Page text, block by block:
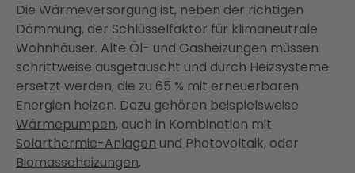
Die Wärmeversorgung ist, neben der richtigen
Dämmung, der Schlüsselfaktor für klimaneutrale
Wohnhäuser. Alte Öl- und Gasheizungen müssen
schrittweise ausgetauscht und durch Heizsysteme
ersetzt werden, die zu 65 % mit erneuerbaren
Energien heizen. Dazu gehören beispielsweise
Wärmepumpen, auch in Kombination mit
Solarthermie-Anlagen und Photovoltaik, oder
Biomasseheizungen.